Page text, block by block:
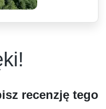
recenzję tego